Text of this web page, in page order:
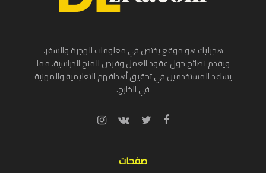
هجرليك هو موقع يختص في معلومات الهجرة والسفر،
ويقدم نصائح حول عقود العمل وفرص المنح الدراسية، مما
يساعد المستخدمين في تحقيق أهدافهم التعليمية والمهنية
في الخارج.
صفحات